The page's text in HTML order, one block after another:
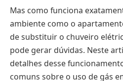
Mas como funciona
ambiente como o
de substituir o chuveiro
pode gerar dúvidas. Neste
detalhes desse
comuns sobre o uso de gás